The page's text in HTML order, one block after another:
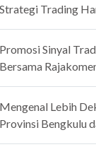
Trading
Sinyal
Lebih
Bengkulu